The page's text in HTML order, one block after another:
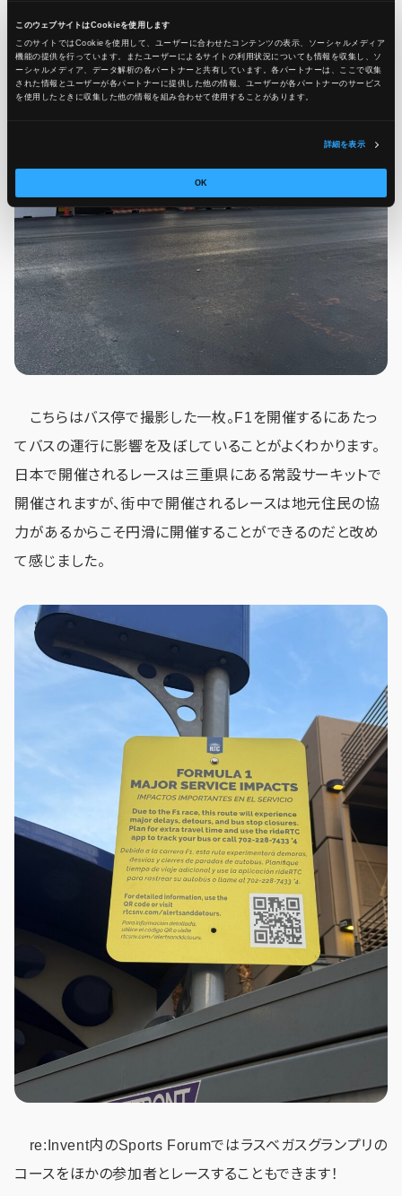
このウェブサイトはCookieを使用します
このサイトではCookieを使用して、ユーザーに合わせたコンテンツの表示、ソーシャルメディア
機能の提供を行っています。またユーザーによるサイトの利用状況についても情報を収集し、ソ
ーシャルメディア、データ解析の各パートナーと共有しています。各パートナーは、ここで収集
された情報とユーザーが各パートナーに提供した他の情報、ユーザーが各パートナーのサービス
を使用したときに収集した他の情報を組み合わせて使用​​することがあります。
詳細を表示
OK
こちらはバス停で撮影した一枚。F1を開催するにあたっ
てバスの運行に影響を及ぼしていることがよくわかります。
日本で開催されるレースは三重県にある常設サーキットで
開催されますが、街中で開催されるレースは地元住民の協
力があるからこそ円滑に開催することができるのだと改め
て感じました。
re:Invent内のSports Forumではラスベガスグランプリの
コースをほかの参加者とレースすることもできます！